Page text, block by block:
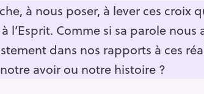
à nous poser, à lever ces croix
l’Esprit. Comme si sa parole
dans nos rapports à ces
avoir ou notre histoire ?